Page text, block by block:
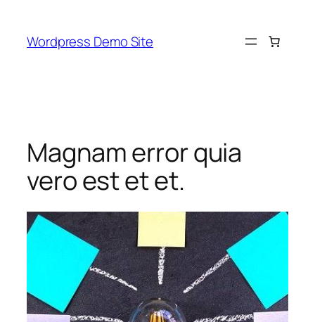
content
Wordpress Demo Site
Magnam error quia
vero est et et.